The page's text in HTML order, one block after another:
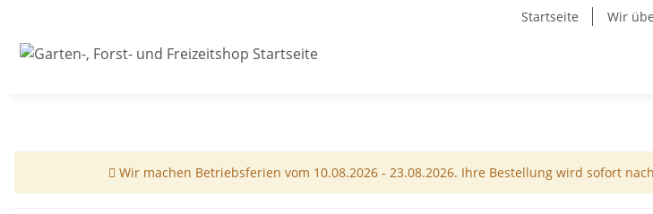
Startseite Wir
Wir machen Betriebsferien vom 10.08.2026 - 23.08.2026. Ihre Bestellung wird sofort